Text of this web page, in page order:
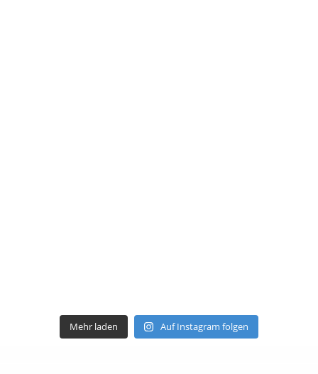
Mehr laden Auf Instagram folgen